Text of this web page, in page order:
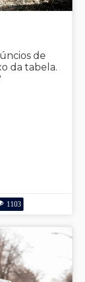
de
da tabela.
1103